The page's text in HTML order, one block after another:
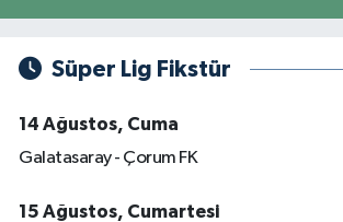
Süper Lig Fikstür
14 Ağustos, Cuma
Galatasaray - Çorum FK
15 Ağustos, Cumartesi